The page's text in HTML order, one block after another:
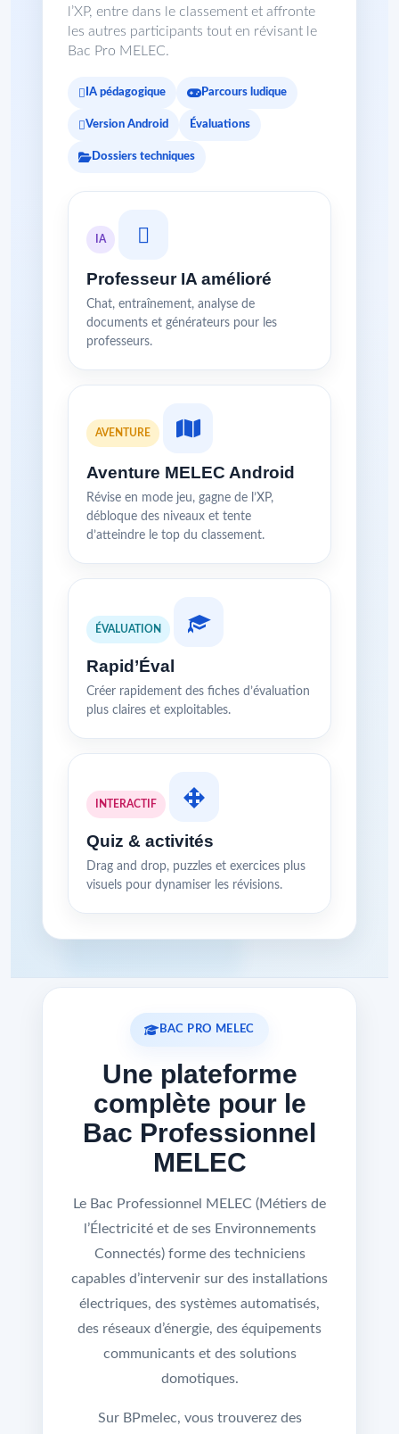
l’XP, entre dans le classement et affronte
les autres participants tout en révisant le
Bac Pro MELEC.
IA pédagogique Parcours ludique
Version Android Évaluations
Dossiers techniques
IA
Professeur IA amélioré
Chat, entraînement, analyse de
documents et générateurs pour les
professeurs.
AVENTURE
Aventure MELEC Android
Révise en mode jeu, gagne de l’XP,
débloque des niveaux et tente
d’atteindre le top du classement.
ÉVALUATION
Rapid’Éval
Créer rapidement des fiches d’évaluation
plus claires et exploitables.
INTERACTIF
Quiz & activités
Drag and drop, puzzles et exercices plus
visuels pour dynamiser les révisions.
BAC PRO MELEC
Une plateforme
complète pour le
Bac Professionnel
MELEC
Le Bac Professionnel MELEC (Métiers de
l’Électricité et de ses Environnements
Connectés) forme des techniciens
capables d’intervenir sur des installations
électriques, des systèmes automatisés,
des réseaux d’énergie, des équipements
communicants et des solutions
domotiques.
Sur BPmelec, vous trouverez des